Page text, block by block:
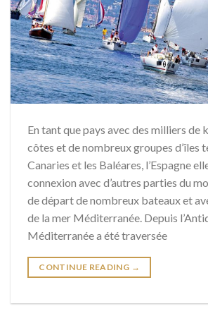
En tant que pays avec des milliers de
côtes et de nombreux groupes d’îles
Canaries et les Baléares, l’Espagne
connexion avec d’autres parties du
de départ de nombreux bateaux et
de la mer Méditerranée. Depuis
Méditerranée a été traversée
CONTINUE READING →